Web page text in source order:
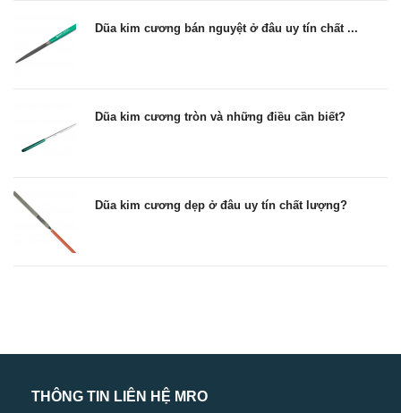
Dũa kim cương bán nguyệt ở đâu uy tín chất ...
Dũa kim cương tròn và những điều cần biết?
Dũa kim cương dẹp ở đâu uy tín chất lượng?
THÔNG TIN LIÊN HỆ MRO